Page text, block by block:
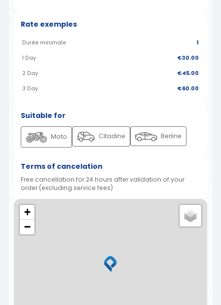
Rate exemples
Durée minimale 1
1 Day €30.00
2 Day €45.00
3 Day €60.00
Suitable for
Moto Citadine Berline
Terms of cancelation
Free cancellation for 24 hours after validation of your
order (excluding service fees)
+
−